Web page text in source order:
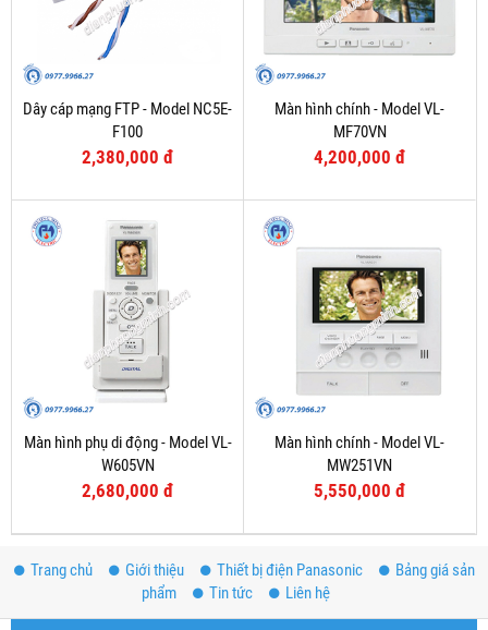
Dây cáp mạng FTP - Model NC5E-
F100
2,380,000 đ
Màn hình chính - Model VL-
MF70VN
4,200,000 đ
Màn hình phụ di động - Model VL-
W605VN
2,680,000 đ
Màn hình chính - Model VL-
MW251VN
5,550,000 đ
Trang chủ Giới thiệu Thiết bị điện Panasonic
Bảng giá sản
phẩm
Tin tức Liên hệ